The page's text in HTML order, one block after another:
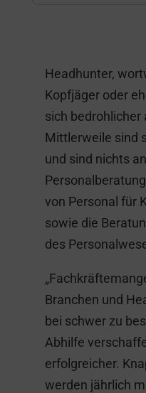
Headhunter,
Kopfjäger oder
sich bedrohlicher
Mittlerweile sind
und sind nichts
von Personal für
sowie die
des
Branchen und
bei schwer zu
Abhilfe
erfolgreicher.
werden jährlich